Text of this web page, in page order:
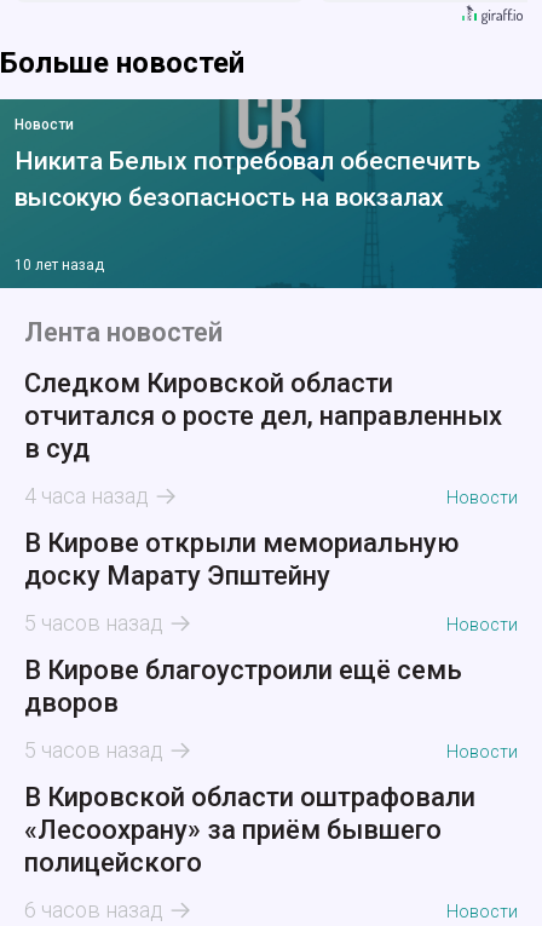
Больше новостей
Новости
Никита Белых потребовал обеспечить
высокую безопасность на вокзалах
10 лет назад
Лента новостей
Следком Кировской области
отчитался о росте дел, направленных
в суд
4 часа назад Новости
В Кирове открыли мемориальную
доску Марату Эпштейну
5 часов назад Новости
В Кирове благоустроили ещё семь
дворов
5 часов назад Новости
В Кировской области оштрафовали
«Лесоохрану» за приём бывшего
полицейского
6 часов назад Новости